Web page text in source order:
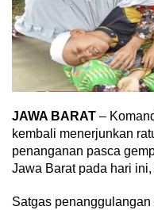
JAWA BARAT –
kembali menerjunkan
penanganan pasca
Jawa Barat pada hari
Satgas